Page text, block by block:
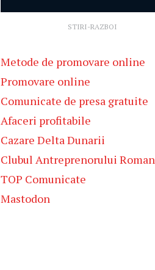
STIRI-RAZBOI
Metode de promovare online
Promovare online
Comunicate de presa gratuite
Afaceri profitabile
Cazare Delta Dunarii
Clubul Antreprenorului Roman
TOP Comunicate
Mastodon